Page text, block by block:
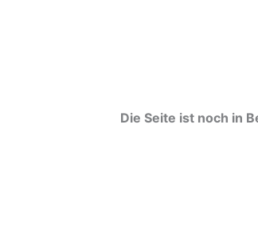
Die Seite ist noch in